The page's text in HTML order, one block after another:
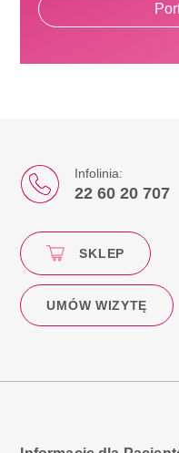
Infolinia:
22 60 20 707
SKLEP
UMÓW WIZYTĘ